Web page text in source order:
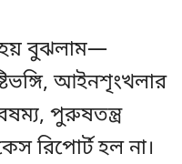
হয় বুঝলাম—
আইনশৃংখলার
পুরুষতন্ত্র
রিপোর্ট হল না।